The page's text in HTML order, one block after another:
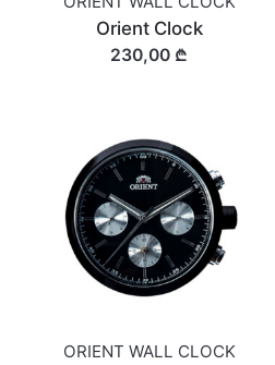
Orient Clock
230,00 ₾
ORIENT WALL CLOCK